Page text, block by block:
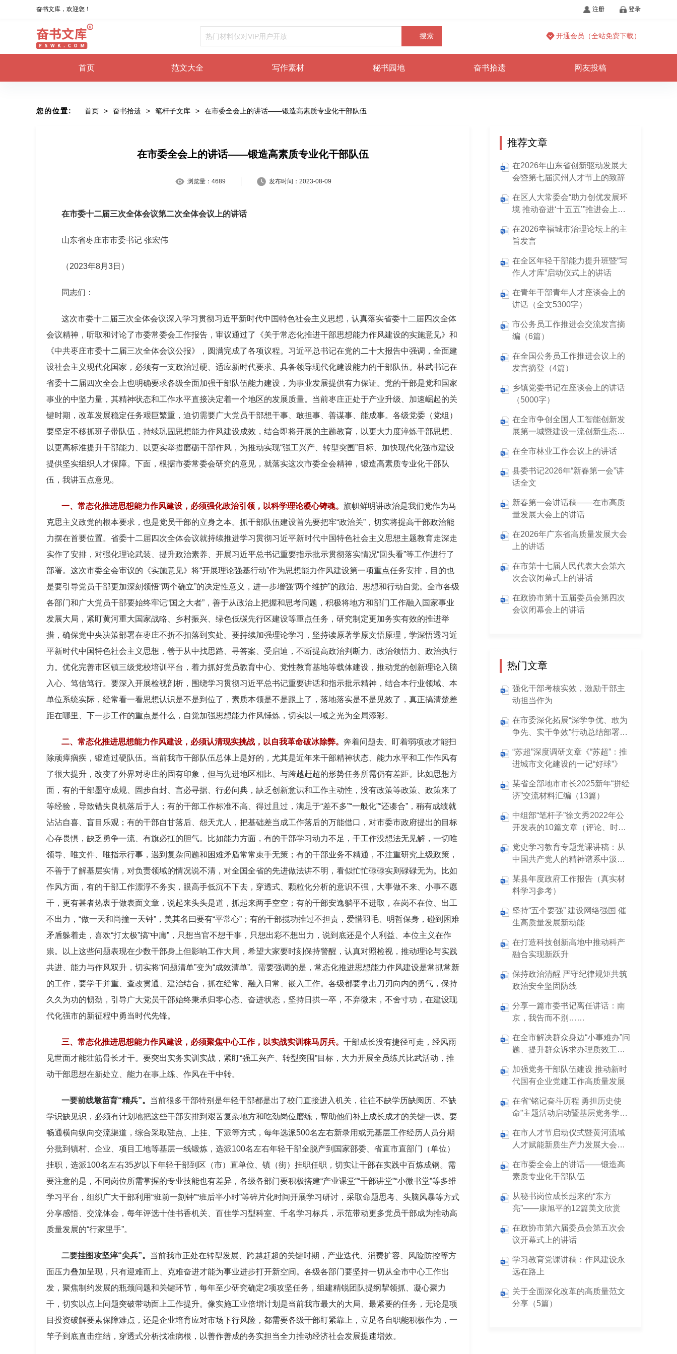
奋书文库，欢迎您！ 注册 登录
搜索 开通会员（全站免费下载）
首页 范文大全 写作素材 秘书园地 奋书拾遗 网友投稿
您的位置: 首页 > 奋书拾遗 > 笔杆子文库 > 在市委全会上的讲话——锻造高素质专业化干部队伍
在市委全会上的讲话——锻造高素质专业化干部队伍
浏览量： 4689 发布时间： 2023-08-09
在市委十二届三次全体会议第二次全体会议上的讲话
山东省枣庄市市委书记 张宏伟
（2023年8月3日）
同志们：
这次市委十二届三次全体会议深入学习贯彻习近平新时代中国特色社会主义思想，认真落实省委十二届四次全体
会议精神，听取和讨论了市委常委会工作报告，审议通过了《关于常态化推进干部思想能力作风建设的实施意见》和
《中共枣庄市委十二届三次全体会议公报》，圆满完成了各项议程。习近平总书记在党的二十大报告中强调，全面建
设社会主义现代化国家，必须有一支政治过硬、适应新时代要求、具备领导现代化建设能力的干部队伍。林武书记在
省委十二届四次全会上也明确要求各级全面加强干部队伍能力建设，为事业发展提供有力保证。党的干部是党和国家
事业的中坚力量，其精神状态和工作水平直接决定着一个地区的发展质量。当前枣庄正处于产业升级、加速崛起的关
键时期，改革发展稳定任务艰巨繁重，迫切需要广大党员干部想干事、敢担事、善谋事、能成事。各级党委（党组）
要坚定不移抓班子带队伍，持续巩固思想能力作风建设成效，结合即将开展的主题教育，以更大力度淬炼干部思想、
以更高标准提升干部能力、以更实举措磨砺干部作风，为推动实现“强工兴产、转型突围”目标、加快现代化强市建设
提供坚实组织人才保障。下面，根据市委常委会研究的意见，就落实这次市委全会精神，锻造高素质专业化干部队
伍，我讲五点意见。
一、常态化推进思想能力作风建设，必须强化政治引领，以科学理论凝心铸魂。 旗帜鲜明讲政治是我们党作为马
克思主义政党的根本要求，也是党员干部的立身之本。抓干部队伍建设首先要把牢“政治关”，切实将提高干部政治能
力摆在首要位置。省委十二届四次全体会议就持续推进学习贯彻习近平新时代中国特色社会主义思想主题教育走深走
实作了安排，对强化理论武装、提升政治素养、开展习近平总书记重要指示批示贯彻落实情况“回头看”等工作进行了
部署。这次市委全会审议的《实施意见》将“开展理论强基行动”作为思想能力作风建设第一项重点任务安排，目的也
是要引导党员干部更加深刻领悟“两个确立”的决定性意义，进一步增强“两个维护”的政治、思想和行动自觉。全市各级
各部门和广大党员干部要始终牢记“国之大者”，善于从政治上把握和思考问题，积极将地方和部门工作融入国家事业
发展大局，紧盯黄河重大国家战略、乡村振兴、绿色低碳先行区建设等重点任务，研究制定更加务实有效的推进举
措，确保党中央决策部署在枣庄不折不扣落到实处。要持续加强理论学习，坚持读原著学原文悟原理，学深悟透习近
平新时代中国特色社会主义思想，善于从中找思路、寻答案、受启迪，不断提高政治判断力、政治领悟力、政治执行
力。优化完善市区镇三级党校培训平台，着力抓好党员教育中心、党性教育基地等载体建设，推动党的创新理论入脑
入心、笃信笃行。要深入开展检视剖析，围绕学习贯彻习近平总书记重要讲话和指示批示精神，结合本行业领域、本
单位系统实际，经常看一看思想认识是不是到位了，素质本领是不是跟上了，落地落实是不是见效了，真正搞清楚差
距在哪里、下一步工作的重点是什么，自觉加强思想能力作风锤炼，切实以一域之光为全局添彩。
二、常态化推进思想能力作风建设，必须认清现实挑战，以自我革命破冰除弊。 奔着问题去、盯着弱项改才能扫
除顽瘴痼疾，锻造过硬队伍。当前我市干部队伍总体上是好的，尤其是近年来干部精神状态、能力水平和工作作风有
了很大提升，改变了外界对枣庄的固有印象，但与先进地区相比、与跨越赶超的形势任务所需仍有差距。比如思想方
面，有的干部墨守成规、固步自封、言必寻据、行必问典，缺乏创新意识和工作主动性，没有政策等政策、政策来了
等经验，导致错失良机落后于人；有的干部工作标准不高、得过且过，满足于“差不多”“一般化”“还凑合”，稍有成绩就
沾沾自喜、盲目乐观；有的干部自甘落后、怨天尤人，把基础差当成工作落后的万能借口，对市委市政府提出的目标
心存畏惧，缺乏勇争一流、有旗必扛的胆气。比如能力方面，有的干部学习动力不足，干工作没想法无见解，一切唯
领导、唯文件、唯指示行事，遇到复杂问题和困难矛盾常常束手无策；有的干部业务不精通，不注重研究上级政策，
不善于了解基层实情，对负责领域的情况说不清，对全国全省的先进做法讲不明，看似忙忙碌碌实则碌碌无为。比如
作风方面，有的干部工作漂浮不务实，眼高手低沉不下去，穿透式、颗粒化分析的意识不强，大事做不来、小事不愿
干，更有甚者热衷于做表面文章，说起来头头是道，抓起来两手空空；有的干部安逸躺平不进取，在岗不在位、出工
不出力，“做一天和尚撞一天钟”，美其名曰要有“平常心”；有的干部揽功推过不担责，爱惜羽毛、明哲保身，碰到困难
矛盾躲着走，喜欢“打太极”搞“中庸”，只想当官不想干事，只想出彩不想出力，说到底还是个人利益、本位主义在作
祟。以上这些问题表现在少数干部身上但影响工作大局，希望大家要时刻保持警醒，认真对照检视，推动理论与实践
共进、能力与作风双升，切实将“问题清单”变为“成效清单”。需要强调的是，常态化推进思想能力作风建设是常抓常新
的工作，要学干并重、查改贯通、建治结合，抓在经常、融入日常、嵌入工作。各级都要拿出刀刃向内的勇气，保持
久久为功的韧劲，引导广大党员干部始终秉承归零心态、奋进状态，坚持日拱一卒，不弃微末，不舍寸功，在建设现
代化强市的新征程中勇当时代先锋。
三、常态化推进思想能力作风建设，必须聚焦中心工作，以实战实训秣马厉兵。 干部成长没有捷径可走，经风雨
见世面才能壮筋骨长才干。要突出实务实训实战，紧盯“强工兴产、转型突围”目标，大力开展全员练兵比武活动，推
动干部思想在新处立、能力在事上练、作风在干中转。
一要前线墩苗育“精兵”。 当前很多干部特别是年轻干部都是出了校门直接进入机关，往往不缺学历缺阅历、不缺
学识缺见识，必须有计划地把这些干部安排到艰苦复杂地方和吃劲岗位磨练，帮助他们补上成长成才的关键一课。要
畅通横向纵向交流渠道，综合采取驻点、上挂、下派等方式，每年选派500名左右新录用或无基层工作经历人员分期
分批到镇村、企业、项目工地等基层一线锻炼，选派100名左右年轻干部全脱产到国家部委、省直市直部门（单位）
挂职，选派100名左右35岁以下年轻干部到区（市）直单位、镇（街）挂职任职，切实让干部在实践中百炼成钢。需
要注意的是，不同岗位所需掌握的专业技能也有差异，各级各部门要积极搭建“产业课堂”“干部讲堂”“小微书堂”等多维
学习平台，组织广大干部利用“班前一刻钟”“班后半小时”等碎片化时间开展学习研讨，采取命题思考、头脑风暴等方式
分享感悟、交流体会，每年评选十佳书香机关、百佳学习型科室、千名学习标兵，示范带动更多党员干部成为推动高
质量发展的“行家里手”。
二要挂图攻坚淬“尖兵”。 当前我市正处在转型发展、跨越赶超的关键时期，产业迭代、消费扩容、风险防控等方
面压力叠加呈现，只有迎难而上、克难奋进才能为事业进步打开新空间。各级各部门要坚持一切从全市中心工作出
发，聚焦制约发展的瓶颈问题和关键环节，每年至少研究确定2项攻坚任务，组建精锐团队提纲挈领抓、凝心聚力
干，切实以点上问题突破带动面上工作提升。像实施工业倍增计划是当前我市最大的大局、最紧要的任务，无论是项
目投资破解要素保障难点，还是企业培育应对市场下行风险，都需要各级干部盯紧靠上，立足各自职能积极作为，一
竿子到底直击症结，穿透式分析找准病根，以善作善成的务实担当全力推动经济社会发展提速增效。
推荐文章
在2026年山东省创新驱动发展大
会暨第七届滨州人才节上的致辞
在区人大常委会“助力创优发展环
境 推动奋进‘十五五’”推进会上的
在2026幸福城市治理论坛上的主
旨发言
在全区年轻干部能力提升班暨“写
作人才库”启动仪式上的讲话
在青年干部青年人才座谈会上的
讲话（全文5300字）
市公务员工作推进会交流发言摘
编（6篇）
在全国公务员工作推进会议上的
发言摘登（4篇）
乡镇党委书记在座谈会上的讲话
（5000字）
在全市争创全国人工智能创新发
展第一城暨建设一流创新生态推
在全市林业工作会议上的讲话
县委书记2026年“新春第一会”讲
话全文
新春第一会讲话稿——在市高质
量发展大会上的讲话
在2026年广东省高质量发展大会
上的讲话
在市第十七届人民代表大会第六
次会议闭幕式上的讲话
在政协市第十五届委员会第四次
会议闭幕会上的讲话
热门文章
强化干部考核实效，激励干部主
动担当作为
在市委深化拓展“深学争优、敢为
争先、实干争效”行动总结部署会
“苏超”深度调研文章《“苏超”：推
进城市文化建设的一记“好球”》
某省全部地市市长2025新年“拼经
济”交流材料汇编（13篇）
中组部“笔杆子”徐文秀2022年公
开发表的10篇文章（评论、时
党史学习教育专题党课讲稿：从
中国共产党人的精神谱系中汲取
某县年度政府工作报告（真实材
料学习参考）
坚持“五个要强” 建设网络强国 催
生高质量发展新动能
在打造科技创新高地中推动科产
融合实现新跃升
保持政治清醒 严守纪律规矩共筑
政治安全坚固防线
分享一篇市委书记离任讲话：南
京，我告而不别……
在全市解决群众身边“小事难办”问
题、提升群众诉求办理质效工作
加强党务干部队伍建设 推动新时
代国有企业党建工作高质量发展
在省“铭记奋斗历程 勇担历史使
命”主题活动启动暨基层党务学院
在市人才节启动仪式暨黄河流域
人才赋能新质生产力发展大会上
在市委全会上的讲话——锻造高
素质专业化干部队伍
从秘书岗位成长起来的“东方
亮”——康旭平的12篇美文欣赏
在政协市第六届委员会第五次会
议开幕式上的讲话
学习教育党课讲稿：作风建设永
远在路上
关于全面深化改革的高质量范文
分享（5篇）